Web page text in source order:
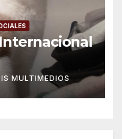
MULTIMEDIOS